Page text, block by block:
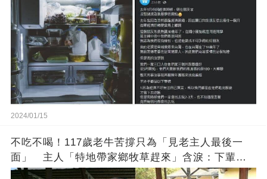
2024/01/15
不吃不喝！117歲老牛苦撐只為「見老主人最後一
面」 主人「特地帶家鄉牧草趕來」含淚：下輩子
找個好人家